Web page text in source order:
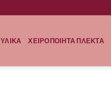
ΥΛΙΚΑ ΧΕΙΡΟΠΟΙΗΤΑ ΠΛΕΚΤΑ